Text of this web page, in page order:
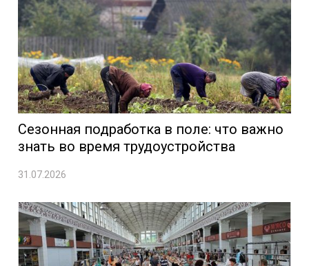
Сезонная подработка в поле: что важно
знать во время трудоустройства
31.07.2026